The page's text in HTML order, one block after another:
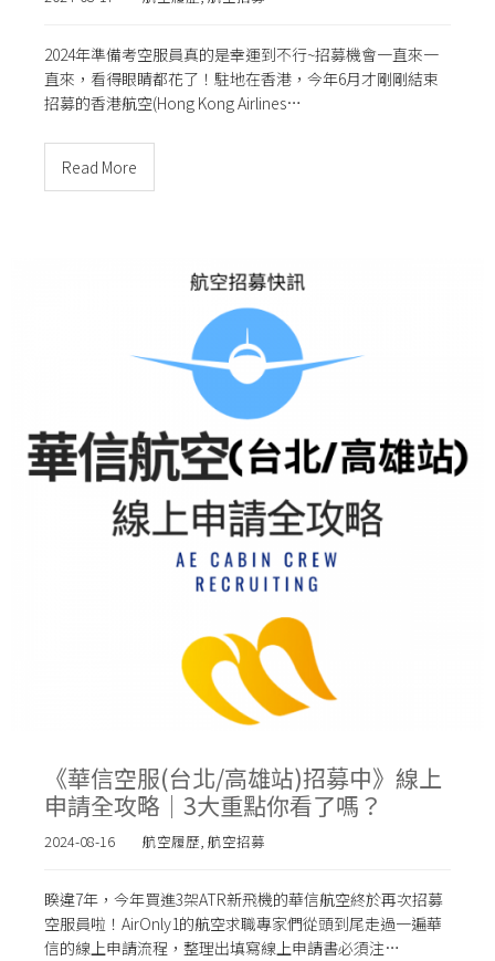
2024年準備考空服員真的是幸運到不行~招募機會一直來一
直來，看得眼睛都花了！駐地在香港，今年6月才剛剛結束
招募的香港航空(Hong Kong Airlines…
Read More
《華信空服(台北/高雄站)招募中》線上
申請全攻略｜3大重點你看了嗎？
2024-08-16 航空履歷, 航空招募
睽違7年，今年買進3架ATR新飛機的華信航空終於再次招募
空服員啦！AirOnly1的航空求職專家們從頭到尾走過一遍華
信的線上申請流程，整理出填寫線上申請書必須注…